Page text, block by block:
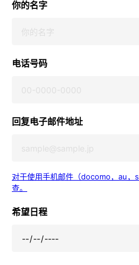
你的名字
电话号码
回复电子邮件地址
对于使用手机邮件（docomo，au
查。
希望日程